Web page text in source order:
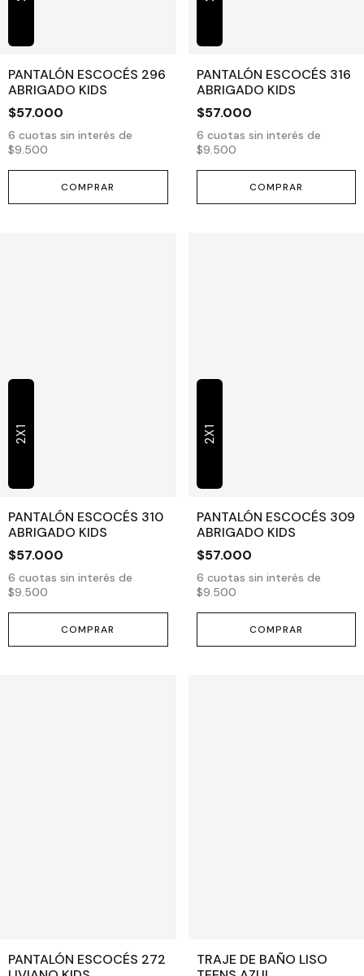
PANTALÓN ESCOCÉS 296
ABRIGADO KIDS
$57.000
6 cuotas sin interés de
$9.500
COMPRAR
PANTALÓN ESCOCÉS 316
ABRIGADO KIDS
$57.000
6 cuotas sin interés de
$9.500
COMPRAR
2X1
PANTALÓN ESCOCÉS 310
ABRIGADO KIDS
$57.000
6 cuotas sin interés de
$9.500
COMPRAR
2X1
PANTALÓN ESCOCÉS 309
ABRIGADO KIDS
$57.000
6 cuotas sin interés de
$9.500
COMPRAR
PANTALÓN ESCOCÉS 272
TRAJE DE BAÑO LISO